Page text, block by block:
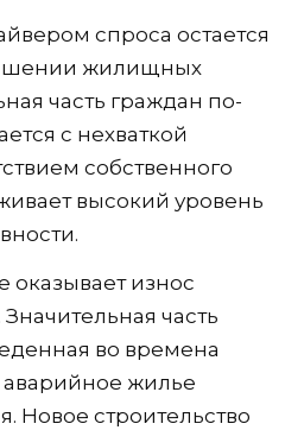
спроса остается
жилищных
часть граждан по-
с нехваткой
собственного
высокий уровень
оказывает износ
часть
во времена
аварийное жилье
Новое строительство